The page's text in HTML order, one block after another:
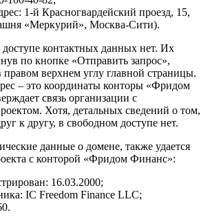
1-й Красногвардейский проезд, 15,
«Меркурий», Москва-Сити).
контактных данных нет. Их
по кнопке «Отправить запрос»,
правом верхнем углу главной страницы.
– это координаты конторы «Фридом
связь организации с
Хотя, детальных сведений о том,
к другу, в свободном доступе нет.
данные о домене, также удается
с конторой «Фридом Финанс»:
16.03.2000;
IC Freedom Finance LLC;